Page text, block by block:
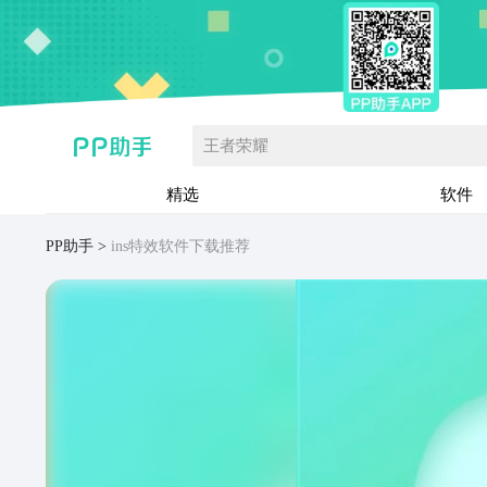
王者荣耀
精选 软件
PP助手 ins特效软件下载推荐